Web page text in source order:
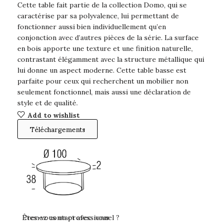
Cette table fait partie de la collection Domo, qui se
caractérise par sa polyvalence, lui permettant de
fonctionner aussi bien individuellement qu’en
conjonction avec d’autres pièces de la série. La surface
en bois apporte une texture et une finition naturelle,
contrastant élégamment avec la structure métallique qui
lui donne un aspect moderne. Cette table basse est
parfaite pour ceux qui recherchent un mobilier non
seulement fonctionnel, mais aussi une déclaration de
style et de qualité.
Add to wishlist
Téléchargements
Êtes-vous un professionnel ?
Prenez contact avec nous